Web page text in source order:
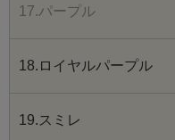
17.パープル
18.ロイヤルパープル
19.スミレ